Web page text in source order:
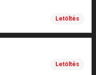
Letöltés
Letöltés